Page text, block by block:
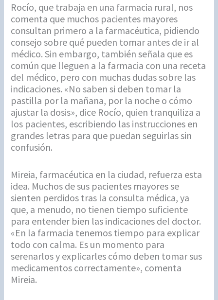
Rocío, que trabaja en una farmacia rural, nos
comenta que muchos pacientes mayores
consultan primero a la farmacéutica, pidiendo
consejo sobre qué pueden tomar antes de ir al
médico. Sin embargo, también señala que es
común que lleguen a la farmacia con una receta
del médico, pero con muchas dudas sobre las
indicaciones. «No saben si deben tomar la
pastilla por la mañana, por la noche o cómo
ajustar la dosis», dice Rocío, quien tranquiliza a
los pacientes, escribiendo las instrucciones en
grandes letras para que puedan seguirlas sin
confusión.
Mireia, farmacéutica en la ciudad, refuerza esta
idea. Muchos de sus pacientes mayores se
sienten perdidos tras la consulta médica, ya
que, a menudo, no tienen tiempo suficiente
para entender bien las indicaciones del doctor.
«En la farmacia tenemos tiempo para explicar
todo con calma. Es un momento para
serenarlos y explicarles cómo deben tomar sus
medicamentos correctamente», comenta
Mireia.